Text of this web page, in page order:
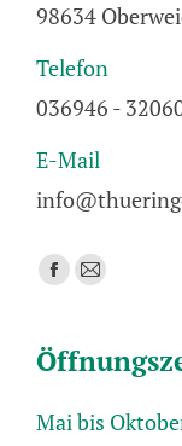
98634
Telefon
036946 -
E-Mail
Finden Sie uns
Facebook
opens
in
new
E-
opens
in
Mai bis